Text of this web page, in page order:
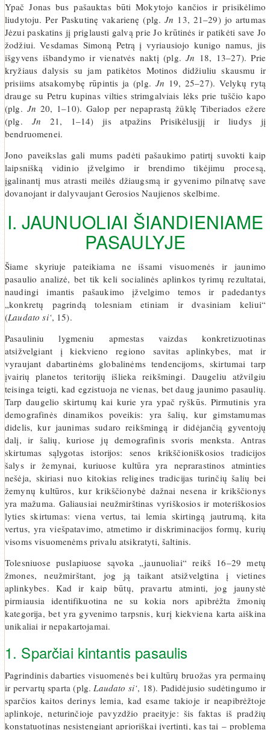
Ypač Jonas bus pašauktas būti Mokytojo kančios ir prisikėlimo
liudytoju. Per Paskutinę vakarienę (plg.Jn 13, 21–29) jo artumas
Jėzui paskatins jį priglausti galvą prie Jo krūtinės ir patikėti save Jo
žodžiui. Vesdamas Simoną Petrą į vyriausiojo kunigo namus, jis
išgyvens išbandymo ir vienatvės naktį (plg.Jn 18, 13–27). Prie
kryžiaus dalysis su jam patikėtos Motinos didžiuliu skausmu ir
prisiims atsakomybę rūpintis ja (plg. Jn 19, 25–27). Velykų rytą
drauge su Petru kupinas vilties strimgalviais lėks prie tuščio kapo
(plg. Jn 20, 1–10). Galop per nepaprastą žūklę Tiberiados ežere
(plg. Jn 21, 1–14) jis atpažins Prisikėlusįjį ir liudys jį
bendruomenei.
Jono paveikslas gali mums padėti pašaukimo patirtį suvokti kaip
laipsnišką vidinio įžvelgimo ir brendimo tikėjimu procesą,
įgalinantį mus atrasti meilės džiaugsmą ir gyvenimo pilnatvę save
dovanojant ir dalyvaujant Gerosios Naujienos skelbime.
I. JAUNUOLIAI ŠIANDIENIAME
PASAULYJE
Šiame skyriuje pateikiama ne išsami visuomenės ir jaunimo
pasaulio analizė, bet tik keli socialinės aplinkos tyrimų rezultatai,
naudingi imantis pašaukimo įžvelgimo temos ir padedantys
„konkretų pagrindą tolesniam etiniam ir dvasiniam keliui“
(Laudato si‘, 15).
Pasauliniu lygmeniu apmestas vaizdas konkretizuotinas
atsižvelgiant į kiekvieno regiono savitas aplinkybes, mat ir
vyraujant dabartinėms globalinėms tendencijoms, skirtumai tarp
įvairių planetos teritorijų išlieka reikšmingi. Daugeliu atžvilgiu
teisinga teigti, kad egzistuoja ne vienas, bet daug jaunimo pasaulių.
Tarp daugelio skirtumų kai kurie yra ypač ryškūs. Pirmutinis yra
demografinės dinamikos poveikis: yra šalių, kur gimstamumas
didelis, kur jaunimas sudaro reikšmingą ir didėjančią gyventojų
dalį, ir šalių, kuriose jų demografinis svoris menksta. Antras
skirtumas sąlygotas istorijos: senos krikščioniškosios tradicijos
šalys ir žemynai, kuriuose kultūra yra neprarastinos atminties
nešėja, skiriasi nuo kitokias religines tradicijas turinčių šalių bei
žemynų kultūros, kur krikščionybė dažnai nesena ir krikščionys
yra mažuma. Galiausiai neužmirštinas vyriškosios ir moteriškosios
lyties skirtumas: viena vertus, tai lemia skirtingą jautrumą, kita
vertus, yra viešpatavimo, atmetimo ir diskriminacijos formų, kurių
visoms visuomenėms privalu atsikratyti, šaltinis.
Tolesniuose puslapiuose sąvoka „jaunuoliai“ reikš 16–29 metų
žmones, neužmirštant, jog ją taikant atsižvelgtina į vietines
aplinkybes. Kad ir kaip būtų, pravartu atminti, jog jaunystė
pirmiausia identifikuotina ne su kokia nors apibrėžta žmonių
kategorija, bet yra gyvenimo tarpsnis, kurį kiekviena karta aiškina
unikaliai ir nepakartojamai.
1. Sparčiai kintantis pasaulis
Pagrindinis dabarties visuomenės bei kultūrų bruožas yra permainų
ir pervartų sparta (plg.Laudato si‘, 18). Padidėjusio sudėtingumo ir
sparčios kaitos derinys lemia, kad esame takioje ir neapibrėžtoje
aplinkoje, neturinčioje pavyzdžio praeityje: šis faktas iš pradžių
konstatuotinas nesistengiant aprioriškai įvertinti, kas tai – problema